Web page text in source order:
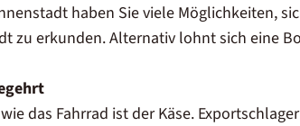
haben Sie viele Möglichkeiten,
zu erkunden. Alternativ lohnt sich eine
das Fahrrad ist der Käse.